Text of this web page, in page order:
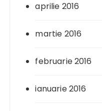
aprilie 2016
martie 2016
februarie 2016
ianuarie 2016